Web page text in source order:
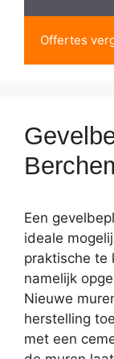
Offertes
Een
ideale
praktische te
namelijk
Nieuwe
herstelling
met een